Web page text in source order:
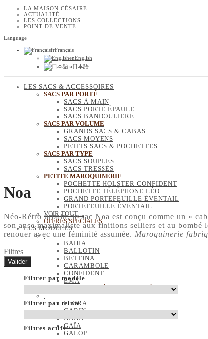
LA MAISON CÉSAIRE
ACTUALITÉ
LES COLLECTIONS
POINT DE VENTE
Language
frFrançais
enEnglish
ja日本語
LES SACS & ACCESSOIRES
SACS PAR PORTÉ
SACS À MAIN
SACS PORTÉ ÉPAULE
SACS BANDOULIÈRE
SACS PAR VOLUME
GRANDS SACS & CABAS
SACS MOYENS
PETITS SACS & POCHETTES
SACS PAR TYPE
SACS SOUPLES
SACS TRESSÉS
PETITE MAROQUINERIE
POCHETTE HOLSTER CONFIDENT
POCHETTE TÉLÉPHONE LÉO
GRAND PORTEFEUILLE ÉVENTAIL
PORTEFEUILLE ÉVENTAIL
VOIR TOUT…
OFFRES SPÉCIALES
LES MODÈLES
BAHIA
BALLOTIN
BETTINA
CARAMBOLE
CONFIDENT
EMA
CAPSULE CÉSAIRE X JOSÉPHINE
FLORA
GABIN
GAGA
GAÏA
GALOP
Noa
Néo-Rétro urbain, le sac Noa est conçu comme un «
son anse maximaliste aux finitions selliers et au bombé
renouer avec une féminité assumée. Maroquinerie
Filtres
Valider
Filtrer par modèle
Filtrer par teinte
Filtres actifs